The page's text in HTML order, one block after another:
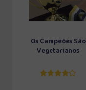
Os Campeões São
Vegetarianos